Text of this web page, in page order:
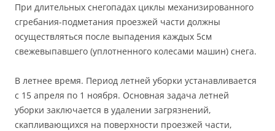
При длительных снегопадах циклы механизированного
сгребания-подметания проезжей части должны
осуществляться после выпадения каждых 5см
свежевыпавшего (уплотненного колесами машин) снега.
В летнее время. Период летней уборки устанавливается
с 15 апреля по 1 ноября. Основная задача летней
уборки заключается в удалении загрязнений,
скапливающихся на поверхности проезжей части,